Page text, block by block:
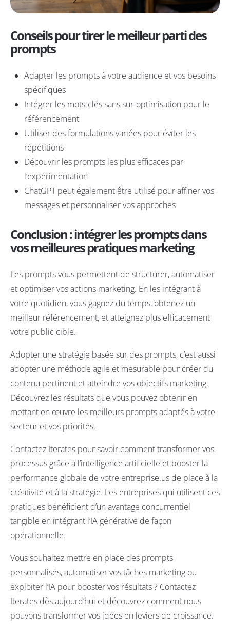
Conseils pour tirer le meilleur parti des
prompts
Adapter les prompts à votre audience et vos besoins
spécifiques
Intégrer les mots-clés sans sur-optimisation pour le
référencement
Utiliser des formulations variées pour éviter les
répétitions
Découvrir les prompts les plus efficaces par
l’expérimentation
ChatGPT peut également être utilisé pour affiner vos
messages et personnaliser vos approches
Conclusion : intégrer les prompts dans
vos meilleures pratiques marketing
Les prompts vous permettent de structurer, automatiser
et optimiser vos actions marketing. En les intégrant à
votre quotidien, vous gagnez du temps, obtenez un
meilleur référencement, et atteignez plus efficacement
votre public cible.
Adopter une stratégie basée sur des prompts, c’est aussi
adopter une méthode agile et mesurable pour créer du
contenu pertinent et atteindre vos objectifs marketing.
Découvrez les résultats que vous pouvez obtenir en
mettant en œuvre les meilleurs prompts adaptés à votre
secteur et vos priorités.
Contactez Iterates pour savoir comment transformer vos
processus grâce à l’intelligence artificielle et booster la
performance globale de votre entreprise.us de place à la
créativité et à la stratégie. Les entreprises qui utilisent ces
pratiques bénéficient d’un avantage concurrentiel
tangible en intégrant l’IA générative de façon
opérationnelle.
Vous souhaitez mettre en place des prompts
personnalisés, automatiser vos tâches marketing ou
exploiter l’IA pour booster vos résultats ? Contactez
Iterates dès aujourd’hui et découvrez comment nous
pouvons transformer vos idées en leviers de croissance.